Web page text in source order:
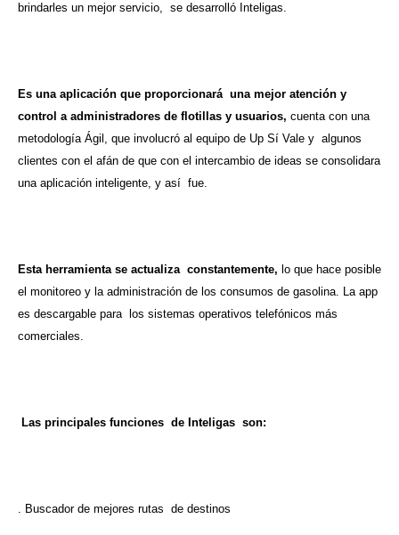
brindarles un mejor servicio, se desarrolló Inteligas.
Es una aplicación que proporcionará una mejor atención y
control a administradores de flotillas y usuarios, cuenta con una
metodología Ágil, que involucró al equipo de Up Sí Vale y algunos
clientes con el afán de que con el intercambio de ideas se consolidara
una aplicación inteligente, y así fue.
Esta herramienta se actualiza constantemente, lo que hace posible
el monitoreo y la administración de los consumos de gasolina. La app
es descargable para los sistemas operativos telefónicos más
comerciales.
Las principales funciones de Inteligas son:
. Buscador de mejores rutas de destinos